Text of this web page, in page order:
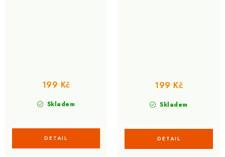
Skladem
199 Kč
Skladem
199 Kč